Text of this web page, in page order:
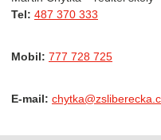
Tel: 487 370 333
Mobil: 777 728 725
E-mail: